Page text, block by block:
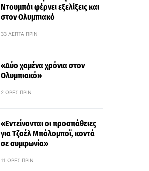
Ντουμπάι φέρνει εξελίξεις και
στον Ολυμπιακό
33 ΛΕΠΤΆ ΠΡΙΝ
«Δύο χαμένα χρόνια στον
Ολυμπιακό»
2 ΏΡΕΣ ΠΡΙΝ
«Εντείνονται οι προσπάθειες
για Τζοέλ Μπόλομποϊ, κοντά
σε συμφωνία»
11 ΏΡΕΣ ΠΡΙΝ